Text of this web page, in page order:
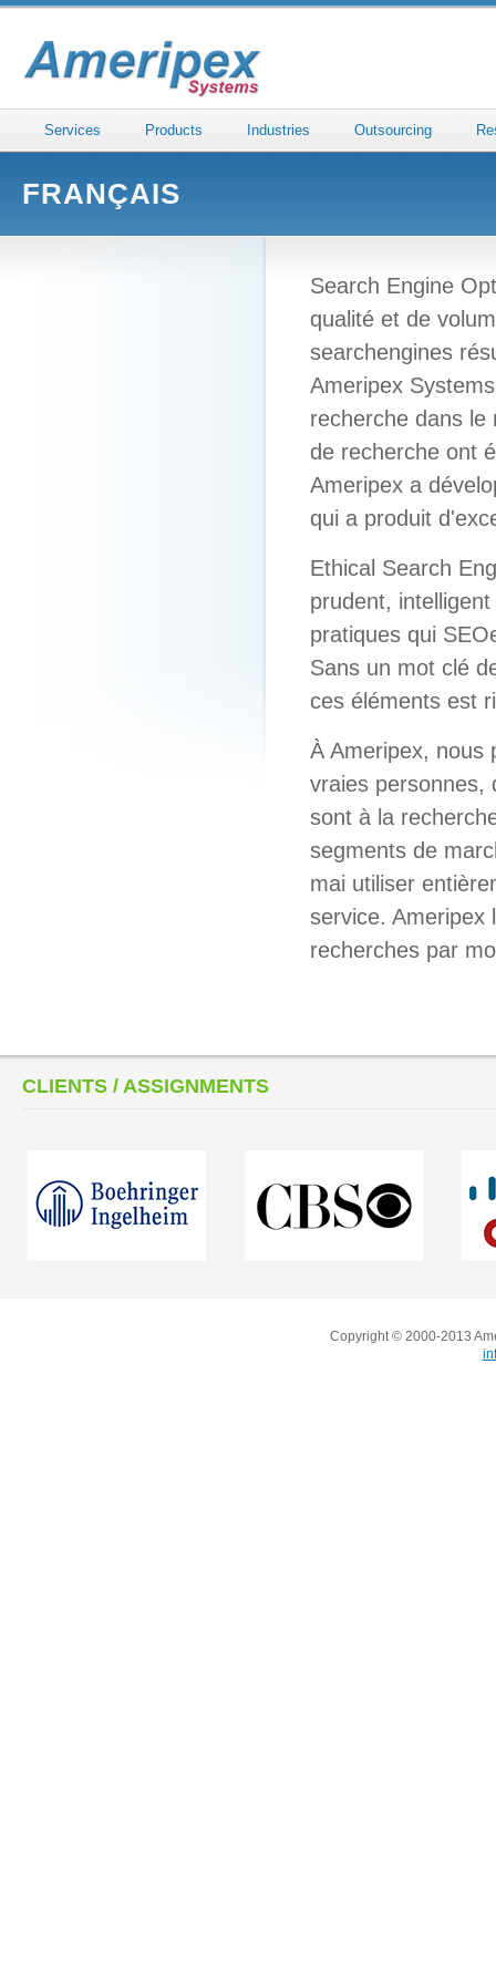
Services Products Industries Outsourcing
FRANÇAIS
Search Engine
qualité et de
searchengines
Ameripex
recherche dans le
de recherche ont
Ameripex a
qui a produit
Ethical Search
prudent,
pratiques qui
Sans un mot clé
ces éléments est
À Ameripex, nous
vraies personnes,
sont à la
segments de
mai utiliser
service. Ameripex
recherches par
CLIENTS / ASSIGNMENTS
Copyright © 2000-2013